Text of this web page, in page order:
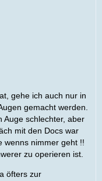
gehe ich auch nur in
gemacht werden.
Auge schlechter, aber
mit den Docs war
wenns nimmer geht !!
zu operieren ist.
öfters zur